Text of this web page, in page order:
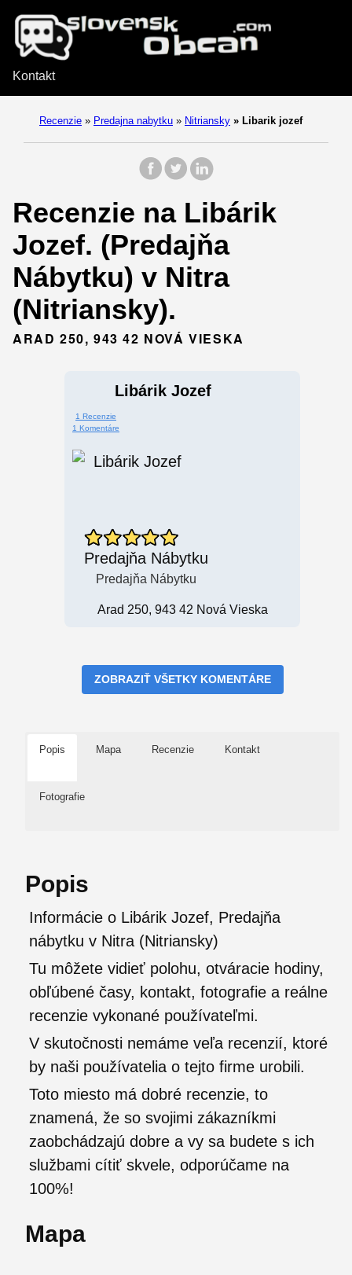
Kontakt
Recenzie » Predajna nabytku » Nitriansky » Libarik jozef
Recenzie na Libárik
Jozef. (Predajňa
Nábytku) v Nitra
(Nitriansky).
ARAD 250, 943 42 NOVÁ VIESKA
Libárik Jozef
1 Recenzie
1 Komentáre
Predajňa Nábytku
Predajňa Nábytku
Arad 250, 943 42 Nová Vieska
ZOBRAZIŤ VŠETKY KOMENTÁRE
Popis Mapa Recenzie Kontakt
Fotografie
Popis
Informácie o Libárik Jozef, Predajňa
nábytku v Nitra (Nitriansky)
Tu môžete vidieť polohu, otváracie hodiny,
obľúbené časy, kontakt, fotografie a reálne
recenzie vykonané používateľmi.
V skutočnosti nemáme veľa recenzií, ktoré
by naši používatelia o tejto firme urobili.
Toto miesto má dobré recenzie, to
znamená, že so svojimi zákazníkmi
zaobchádzajú dobre a vy sa budete s ich
službami cítiť skvele, odporúčame na
100%!
Mapa